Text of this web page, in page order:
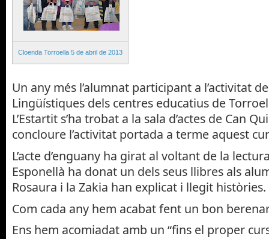
Cloenda Torroella 5 de abril de 2013
Un any més l’alumnat participant a l’activitat
Lingüístiques dels centres educatius de
L’Estartit s’ha trobat a la sala d’actes de Can
concloure l’activitat portada a terme aquest
L’acte d’enguany ha girat al voltant de la
Esponellà ha donat un dels seus llibres als
Rosaura i la Zakia han explicat i llegit històries.
Com cada any hem acabat fent un bon
Ens hem acomiadat amb un “fins el proper